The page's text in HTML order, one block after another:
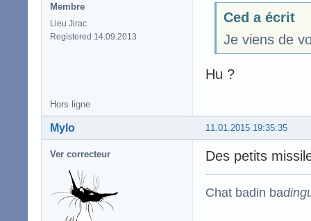
Membre
Lieu Jirac
Registered 14.09.2013
Ced a écrit
Je viens de
Hu ?
Hors ligne
11.01.2015 19:35:35
Mylo
Ver correcteur Des petits
Chat badin ba